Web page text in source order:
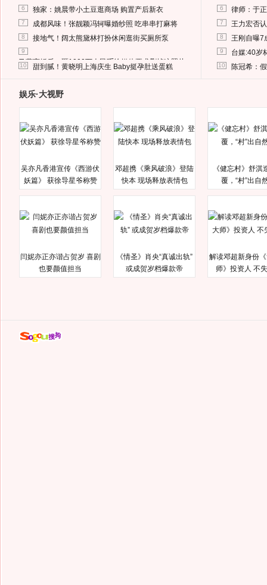
6 独家：姚晨带小土豆逛商场 购置产后新衣
7 成都风味！张靓颖冯轲曝婚纱照 吃串串打麻将
8 接地气！阔太熊黛林打扮休闲逛街买厕所泵
9
马蓉离婚后，砸1000万人民币给媒体要求删掉这照片
10 甜到腻！黄晓明上海庆生 Baby挺孕肚送蛋糕
6 律师：于
7 王力宏否
8 王刚自曝7
9 台媒:40岁
10 陈冠希：
娱乐·大视野
吴亦凡香港宣传《西游伏
妖篇》 获徐导星爷称赞
邓超携《乘风破浪》登陆
快本 现场释放表情包
《健忘村》舒淇
覆，“村”出自
闫妮亦正亦谐占贺岁 喜剧
也要颜值担当
《情圣》肖央“真诚出轨”
或成贺岁档爆款帝
解读邓超新身份
师》投资人 不